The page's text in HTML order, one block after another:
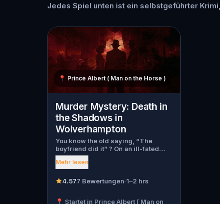
Jedes Spiel unten ist ein selbstgeführter
📍 Prince Albert ( Man on the Horse )
Murder Mystery: Death in
the Shadows in
Wolverhampton
You know the old saying, “The
boyfriend did it” ? On an ill-fated
night, love goes terribly wrong for
Bella Wanderlust and Walter Bridges
found dead during a ghost tour led
Mehr lesen
4.577 Bewertungen·1–2 hrs
📍 Startet in Prince Albert ( Man on